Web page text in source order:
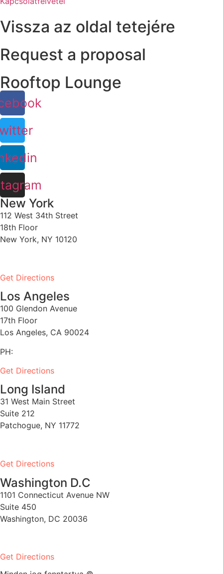
Vissza az oldal tetejére
Request a proposal
Rooftop Lounge
New York
112 West 34th Street
18th Floor
New York, NY 10120
Get Directions
Los Angeles
100 Glendon Avenue
17th Floor
Los Angeles, CA 90024
PH:
Get Directions
Long Island
31 West Main Street
Suite 212
Patchogue, NY 11772
Get Directions
Washington D.C
1101 Connecticut Avenue NW
Suite 450
Washington, DC 20036
Get Directions